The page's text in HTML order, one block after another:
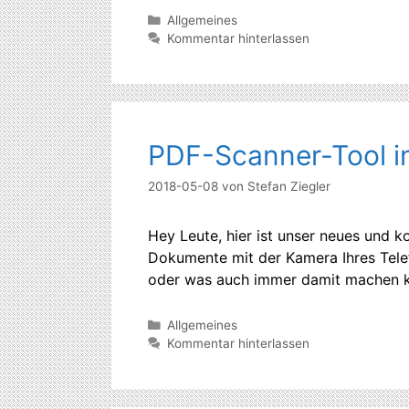
Kategorien
Allgemeines
Kommentar hinterlassen
PDF-Scanner-Tool
2018-05-08 von Stefan Ziegler
Hey Leute, hier ist unser neues und
Dokumente mit der Kamera Ihres
oder was auch immer damit
Kategorien
Allgemeines
Kommentar hinterlassen